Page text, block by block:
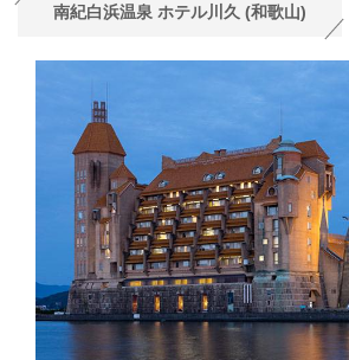
南紀白浜温泉 ホテル川久 (和歌山)